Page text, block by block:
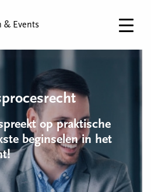
& Events
op praktische
beginselen in het